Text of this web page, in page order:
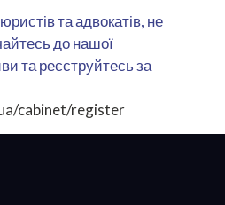
та адвокатів, не
до нашої
та реєструйтесь за
cabinet/register